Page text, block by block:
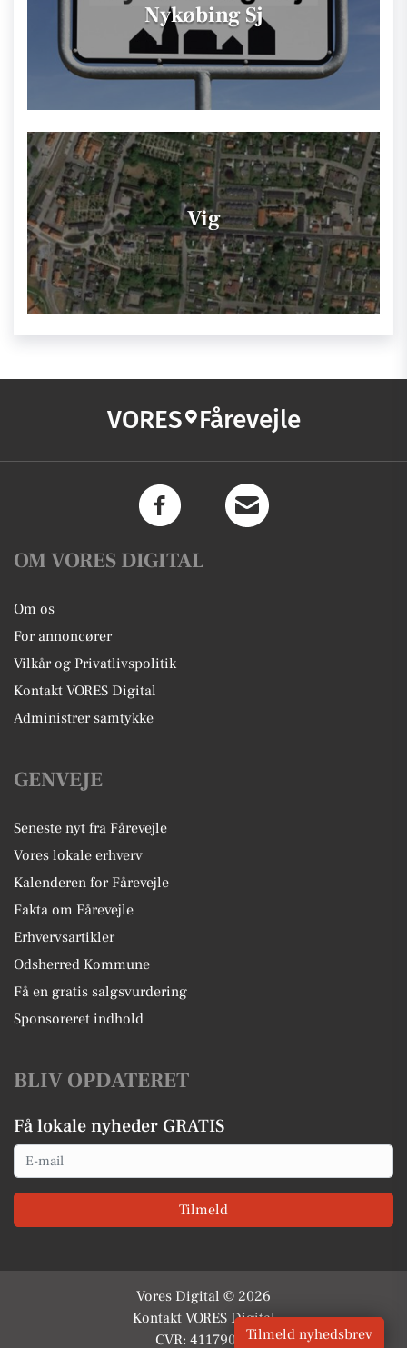
Nykøbing Sj
Vig
VORES Fårevejle
OM VORES DIGITAL
Om os
For annoncører
Vilkår og Privatlivspolitik
Kontakt VORES Digital
Administrer samtykke
GENVEJE
Seneste nyt fra Fårevejle
Vores lokale erhverv
Kalenderen for Fårevejle
Fakta om Fårevejle
Erhvervsartikler
Odsherred Kommune
Få en gratis salgsvurdering
Sponsoreret indhold
BLIV OPDATERET
Få lokale nyheder GRATIS
Email
Tilmeld
Vores Digital © 2026
Kontakt VORES Digital
CVR: 41179082Tilmeld nyhedsbrev